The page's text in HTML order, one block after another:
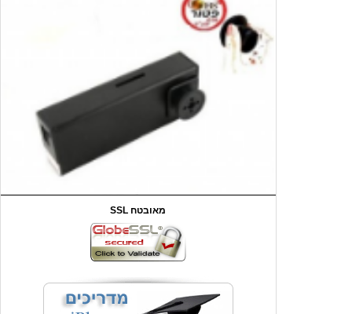
₪59.00
₪90.00 מחיר שוק
המחיר שלך
כיסוי אחורי לאייפון 4/4S
SSL מאובטח